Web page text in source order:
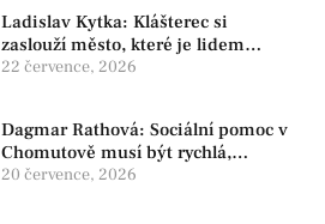
Ladislav Kytka: Klášterec si
zaslouží město, které je lidem
nablízku
22 července, 2026
Dagmar Rathová: Sociální pomoc v
Chomutově musí být rychlá,
srozumitelná a férová. Ne udržovat
20 července, 2026